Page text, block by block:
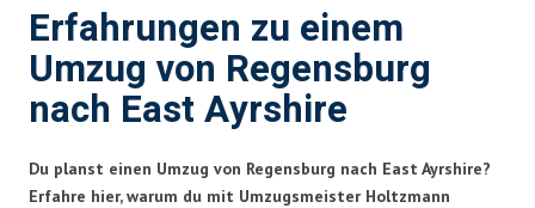
Erfahrungen zu einem
Umzug von Regensburg
nach East Ayrshire
Du planst einen Umzug von Regensburg nach East Ayrshire?
Erfahre hier, warum du mit Umzugsmeister Holtzmann